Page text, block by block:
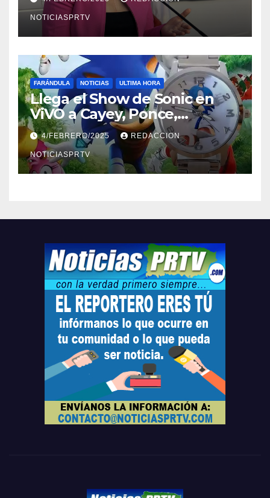
NOTICIASPRTV
FARÁNDULA NOTICIAS ULTIMA HORA
Llega el Show de Sonic en
ViVO a Cayey, Ponce,
Barceloneta y Humacao,
Relojes gratis para el que
compre ahora….
4/FEBRERO/2025 REDACCION
NOTICIASPRTV